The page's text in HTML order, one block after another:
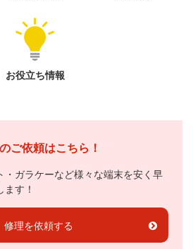
お役立ち情報
ご依頼はこちら！
・ガラケーなど様々な端末を安く早
ます！
修理を依頼する